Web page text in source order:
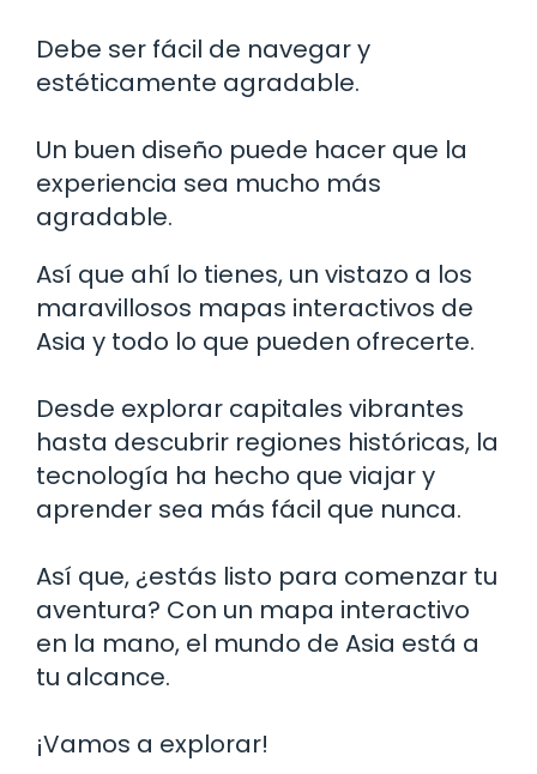
Debe ser fácil de navegar y
estéticamente agradable.
Un buen diseño puede hacer que la
experiencia sea mucho más
agradable.
Así que ahí lo tienes, un vistazo a los
maravillosos mapas interactivos de
Asia y todo lo que pueden ofrecerte.
Desde explorar capitales vibrantes
hasta descubrir regiones históricas, la
tecnología ha hecho que viajar y
aprender sea más fácil que nunca.
Así que, ¿estás listo para comenzar tu
aventura? Con un mapa interactivo
en la mano, el mundo de Asia está a
tu alcance.
¡Vamos a explorar!